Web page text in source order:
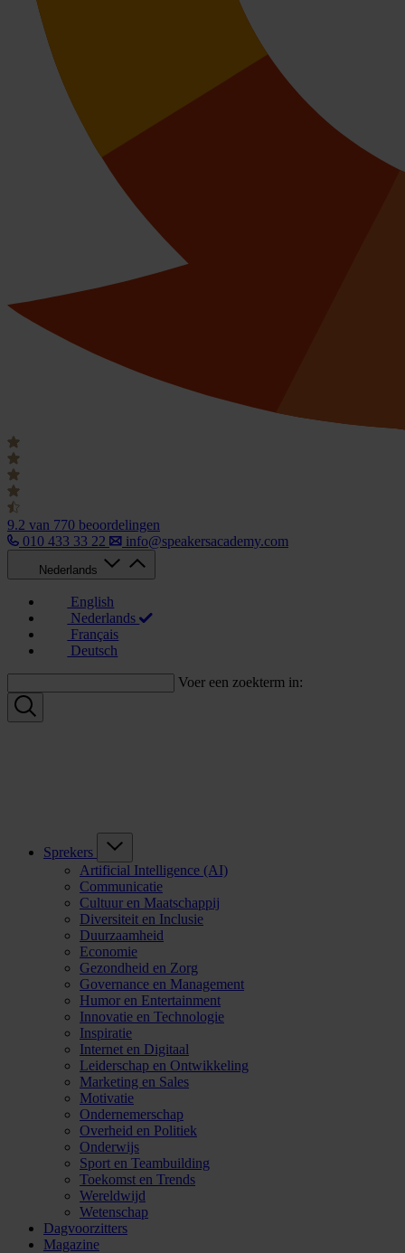
9.2 van 770 beoordelingen
010 433 33 22
info@speakersacademy.com
Nederlands
English
Nederlands
Français
Deutsch
Voer een zoekterm in:
Sprekers
Artificial Intelligence (AI)
Communicatie
Cultuur en Maatschappij
Diversiteit en Inclusie
Duurzaamheid
Economie
Gezondheid en Zorg
Governance en Management
Humor en Entertainment
Innovatie en Technologie
Inspiratie
Internet en Digitaal
Leiderschap en Ontwikkeling
Marketing en Sales
Motivatie
Ondernemerschap
Overheid en Politiek
Onderwijs
Sport en Teambuilding
Toekomst en Trends
Wereldwijd
Wetenschap
Dagvoorzitters
Magazine